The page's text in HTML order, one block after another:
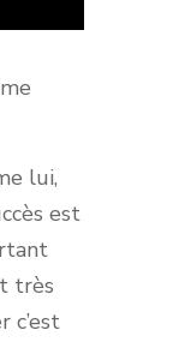
lui,
est
très
c’est